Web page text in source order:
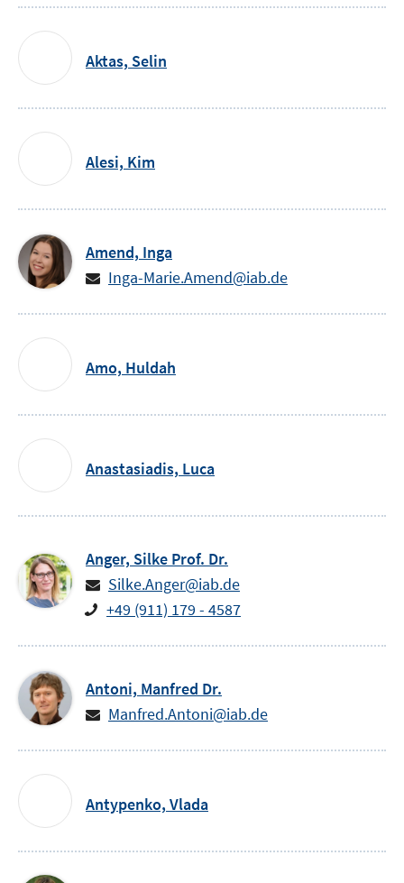
Aktas, Selin
Alesi, Kim
Amend, Inga
Inga-Marie.Amend@iab.de
Amo, Huldah
Anastasiadis, Luca
Anger, Silke Prof. Dr.
Silke.Anger@iab.de
+49 (911) 179 - 4587
Antoni, Manfred Dr.
Manfred.Antoni@iab.de
Antypenko, Vlada